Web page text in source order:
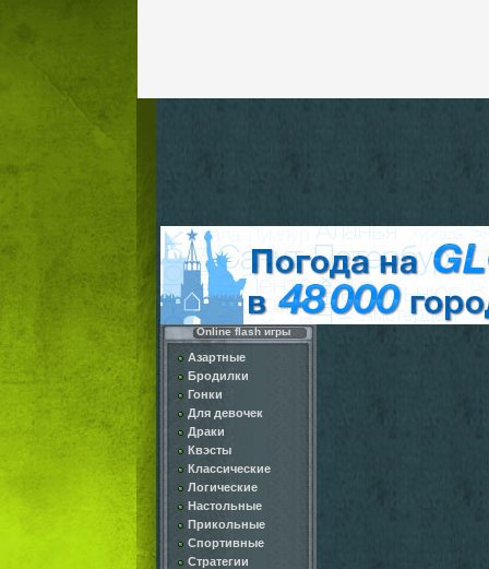
Online flash игры
Азартные
Бродилки
Гонки
Для девочек
Драки
Квэсты
Классические
Логические
Настольные
Прикольные
Спортивные
Стратегии